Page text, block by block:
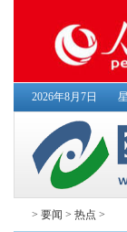
2026年8月7日
> 要闻 > 热点 >